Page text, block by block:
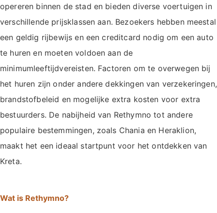
opereren binnen de stad en bieden diverse voertuigen in
verschillende prijsklassen aan. Bezoekers hebben meestal
een geldig rijbewijs en een creditcard nodig om een auto
te huren en moeten voldoen aan de
minimumleeftijdvereisten. Factoren om te overwegen bij
het huren zijn onder andere dekkingen van verzekeringen,
brandstofbeleid en mogelijke extra kosten voor extra
bestuurders. De nabijheid van Rethymno tot andere
populaire bestemmingen, zoals Chania en Heraklion,
maakt het een ideaal startpunt voor het ontdekken van
Kreta.
Wat is Rethymno?